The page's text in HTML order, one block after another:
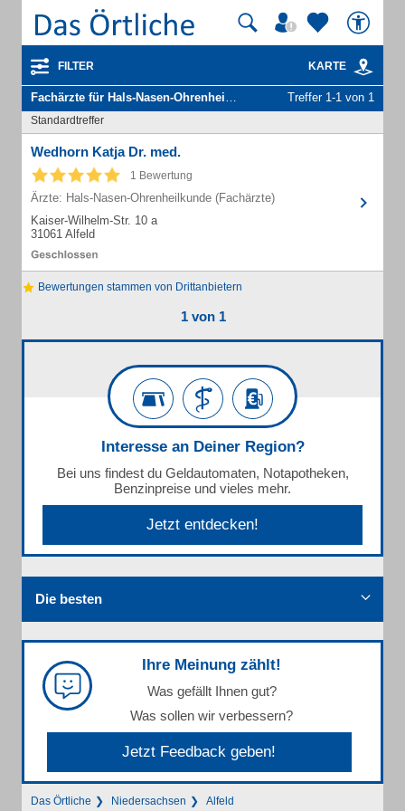
FILTER KARTE
Fachärzte für Hals-Nasen-Ohrenheilkunde in Alfeld (Leine)
Treffer 1-1 von 1
Standardtreffer
Wedhorn Katja Dr. med.
1 Bewertung
Ärzte: Hals-Nasen-Ohrenheilkunde (Fachärzte)
Kaiser-Wilhelm-Str. 10 a
31061 Alfeld
Bewertungen stammen von Drittanbietern
1 von 1
Interesse an Deiner Region?
Bei uns findest du Geldautomaten, Notapotheken,
Benzinpreise und vieles mehr.
Jetzt entdecken!
Die besten
Ihre Meinung zählt!
Was gefällt Ihnen gut?
Was sollen wir verbessern?
Jetzt Feedback geben!
Das Örtliche Niedersachsen Alfeld